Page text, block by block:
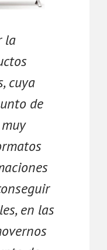
la
cuya
de
en las